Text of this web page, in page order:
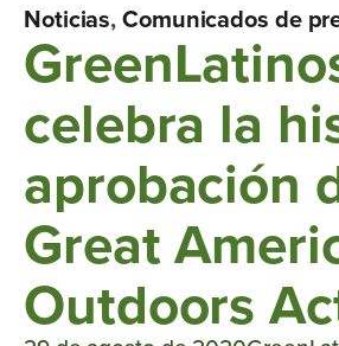
Noticias,Comunicados de
celebra la
aprobación
Great
Outdoors